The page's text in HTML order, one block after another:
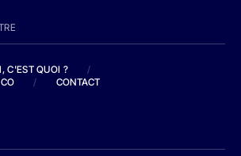
C'EST QUOI ?
/
/ CONTACT